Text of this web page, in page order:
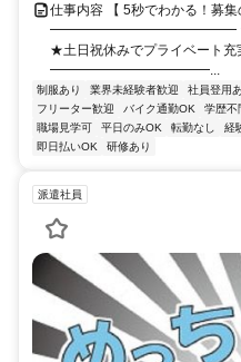
仕事内容 【 5秒でわかる！募集
━━━━━━━━━━━━━━ ★時給
★土日祝休みでプライベート
━━━━━━━━━━━━...
制服あり 業界未経験者歓迎 社員登用
フリーター歓迎
バイク通勤OK 学歴不
職場見学可
平日のみOK 転勤なし 経
即日払いOK
研修あり
派遣社員